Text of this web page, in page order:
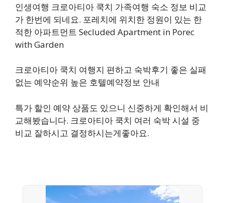
인생여행 크로아티아 쿡치 가족여행 숙소 정보 비교
가 한번에 되네요. 포레치에 위치한 정원이 있는 한
적한 아파트먼트 Secluded Apartment in Porec
with Garden
크로아티아 쿡치 여행지 편하고 숙박후기 좋은 실패
없는 예약순위 높은 호텔예약정보 안내
특가 할인 예약 상품도 있으니 신중하게 확인해서 비
교해봤습니다. 크로아티아 쿡치 여러 숙박 시설 중
비교 잘하시고 결정하시는게좋아요.